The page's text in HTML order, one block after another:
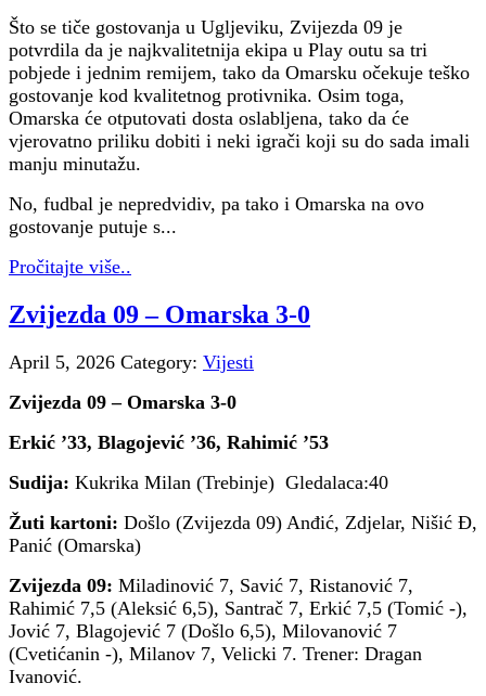
Što se tiče gostovanja u Ugljeviku, Zvijezda 09 je
potvrdila da je najkvalitetnija ekipa u Play outu sa tri
pobjede i jednim remijem, tako da Omarsku očekuje teško
gostovanje kod kvalitetnog protivnika. Osim toga,
Omarska će otputovati dosta oslabljena, tako da će
vjerovatno priliku dobiti i neki igrači koji su do sada imali
manju minutažu.
No, fudbal je nepredvidiv, pa tako i Omarska na ovo
gostovanje putuje s...
Pročitajte više..
Zvijezda 09 – Omarska 3-0
April 5, 2026 Category: Vijesti
Zvijezda 09 – Omarska 3-0
Erkić ’33, Blagojević ’36, Rahimić ’53
Sudija: Kukrika Milan (Trebinje) Gledalaca:40
Žuti kartoni: Došlo (Zvijezda 09) Anđić, Zdjelar, Nišić Đ,
Panić (Omarska)
Zvijezda 09: Miladinović 7, Savić 7, Ristanović 7,
Rahimić 7,5 (Aleksić 6,5), Santrač 7, Erkić 7,5 (Tomić -),
Jović 7, Blagojević 7 (Došlo 6,5), Milovanović 7
(Cvetićanin -), Milanov 7, Velicki 7. Trener: Dragan
Ivanović.